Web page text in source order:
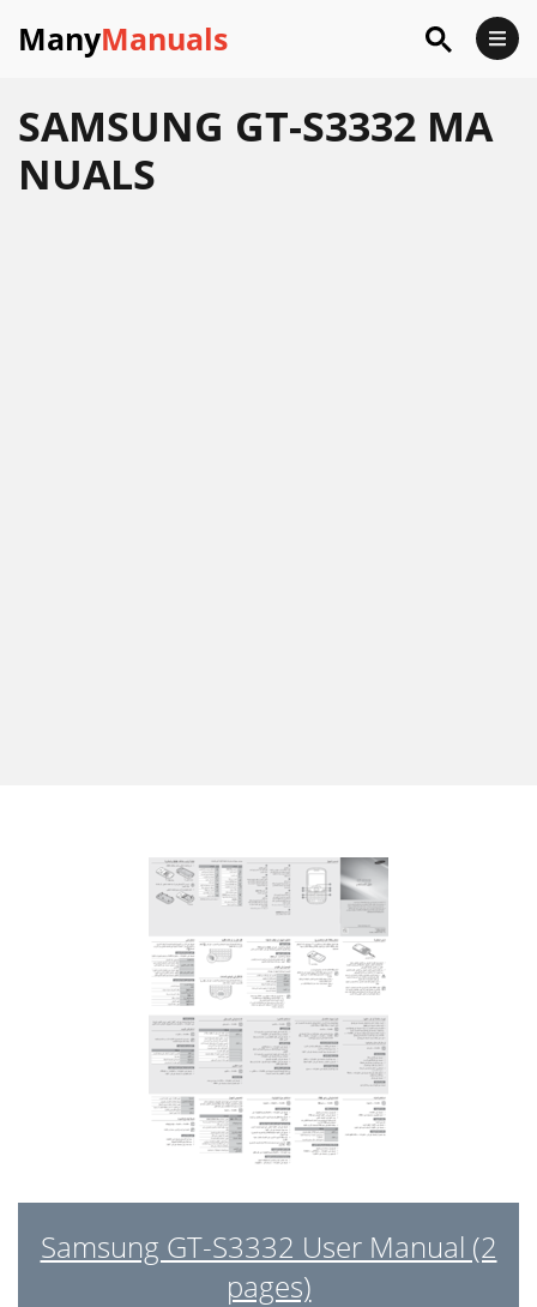
ManyManuals
SAMSUNG GT-S3332 MA
NUALS
Samsung GT-S3332 User Manual (2
pages)